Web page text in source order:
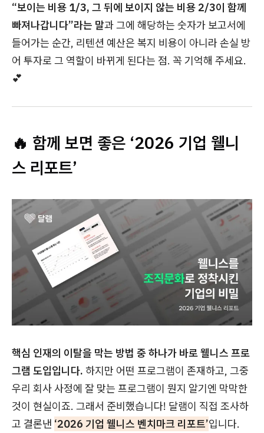
“보이는 비용 1/3, 그 뒤에 보이지 않는 비용 2/3이 함께
빠져나갑니다”라는 말과 그에 해당하는 숫자가 보고서에
들어가는 순간, 리텐션 예산은 복지 비용이 아니라 손실 방
어 투자로 그 역할이 바뀌게 된다는 점. 꼭 기억해 주세요.
💕
🔥 함께 보면 좋은 ‘2026 기업 웰니
스 리포트’
핵심 인재의 이탈을 막는 방법 중 하나가 바로 웰니스 프로
그램 도입입니다. 하지만 어떤 프로그램이 존재하고, 그중
우리 회사 사정에 잘 맞는 프로그램이 뭔지 알기엔 막막한
것이 현실이죠. 그래서 준비했습니다! 달램이 직접 조사하
고 결론낸 ‘2026 기업 웰니스 벤치마크 리포트’입니다.